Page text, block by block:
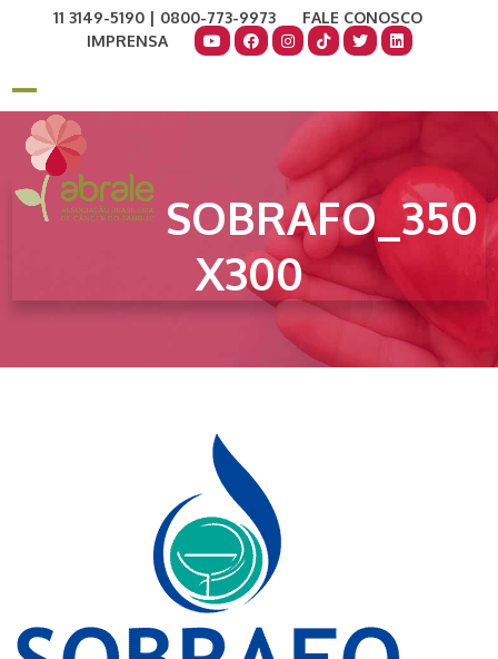
11 3149-5190 | 0800-773-9973
FALE CONOSCO
IMPRENSA
Open
mobile
menu
Close
mobile
menu
SOBRAFO_350
X300